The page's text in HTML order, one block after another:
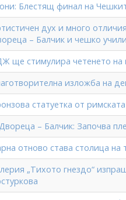
Блестящ финал на
дух и много
– Балчик и чешко
ще стимулира четенето на
изложба на
статуетка от
– Балчик: Започва
отново става столица на
„Тихото гнездо“